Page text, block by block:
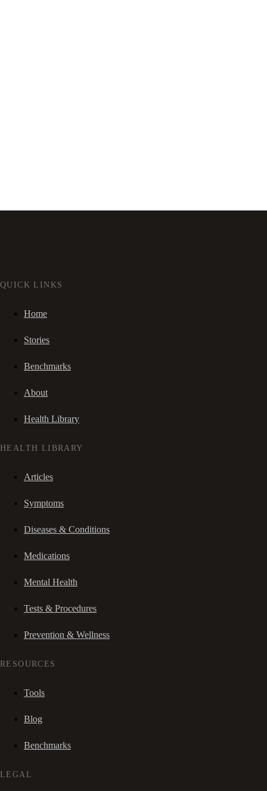
QUICK LINKS
Home
Stories
Benchmarks
About
Health Library
HEALTH LIBRARY
Articles
Symptoms
Diseases & Conditions
Medications
Mental Health
Tests & Procedures
Prevention & Wellness
RESOURCES
Tools
Blog
Benchmarks
LEGAL